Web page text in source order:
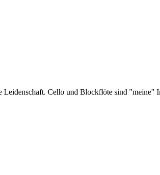
Leidenschaft. Cello und Blockflöte sind